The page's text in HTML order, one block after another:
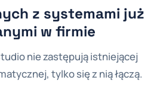
z systemami już
w firmie
nie zastępują istniejącej
tylko się z nią łączą.